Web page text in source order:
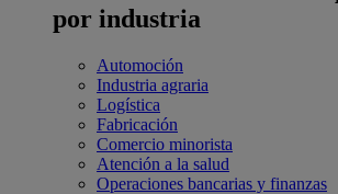
por industria
Automoción
Industria agraria
Logística
Fabricación
Comercio minorista
Atención a la salud
Operaciones bancarias y finanzas